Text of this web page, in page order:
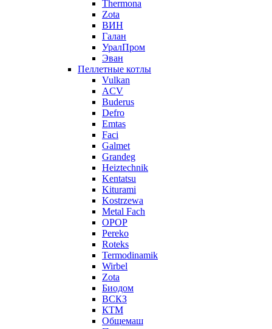
Thermona
Zota
ВИН
Галан
УралПром
Эван
Пеллетные котлы
Vulkan
ACV
Buderus
Defro
Emtas
Faci
Galmet
Grandeg
Heiztechnik
Kentatsu
Kiturami
Kostrzewa
Metal Fach
OPOP
Pereko
Roteks
Termodinamik
Wirbel
Zota
Биодом
ВСКЗ
КТМ
Общемаш